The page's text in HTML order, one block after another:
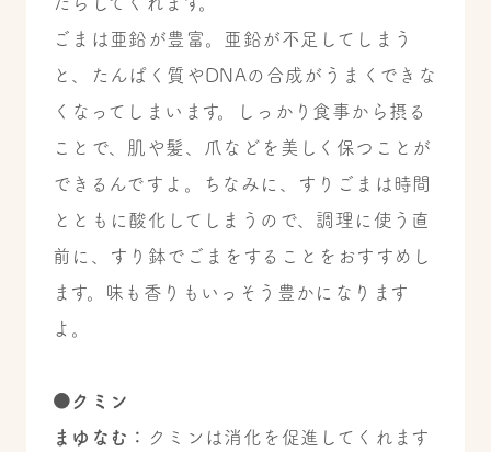
ごまは亜鉛が豊富。亜鉛が不足してしまう
と、たんぱく質やDNAの合成がうまくできな
くなってしまいます。しっかり食事から摂る
ことで、肌や髪、爪などを美しく保つことが
できるんですよ。ちなみに、すりごまは時間
とともに酸化してしまうので、調理に使う直
前に、すり鉢でごまをすることをおすすめし
ます。味も香りもいっそう豊かになります
よ。
●クミン
まゆなむ：
クミンは消化を促進してくれます